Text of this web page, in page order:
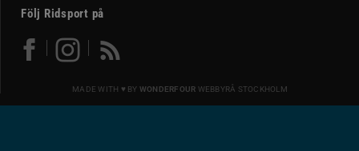
Följ Ridsport på
MADE WITH ♥ BY WONDERFOUR WEBBYRÅ STOCKHOLM